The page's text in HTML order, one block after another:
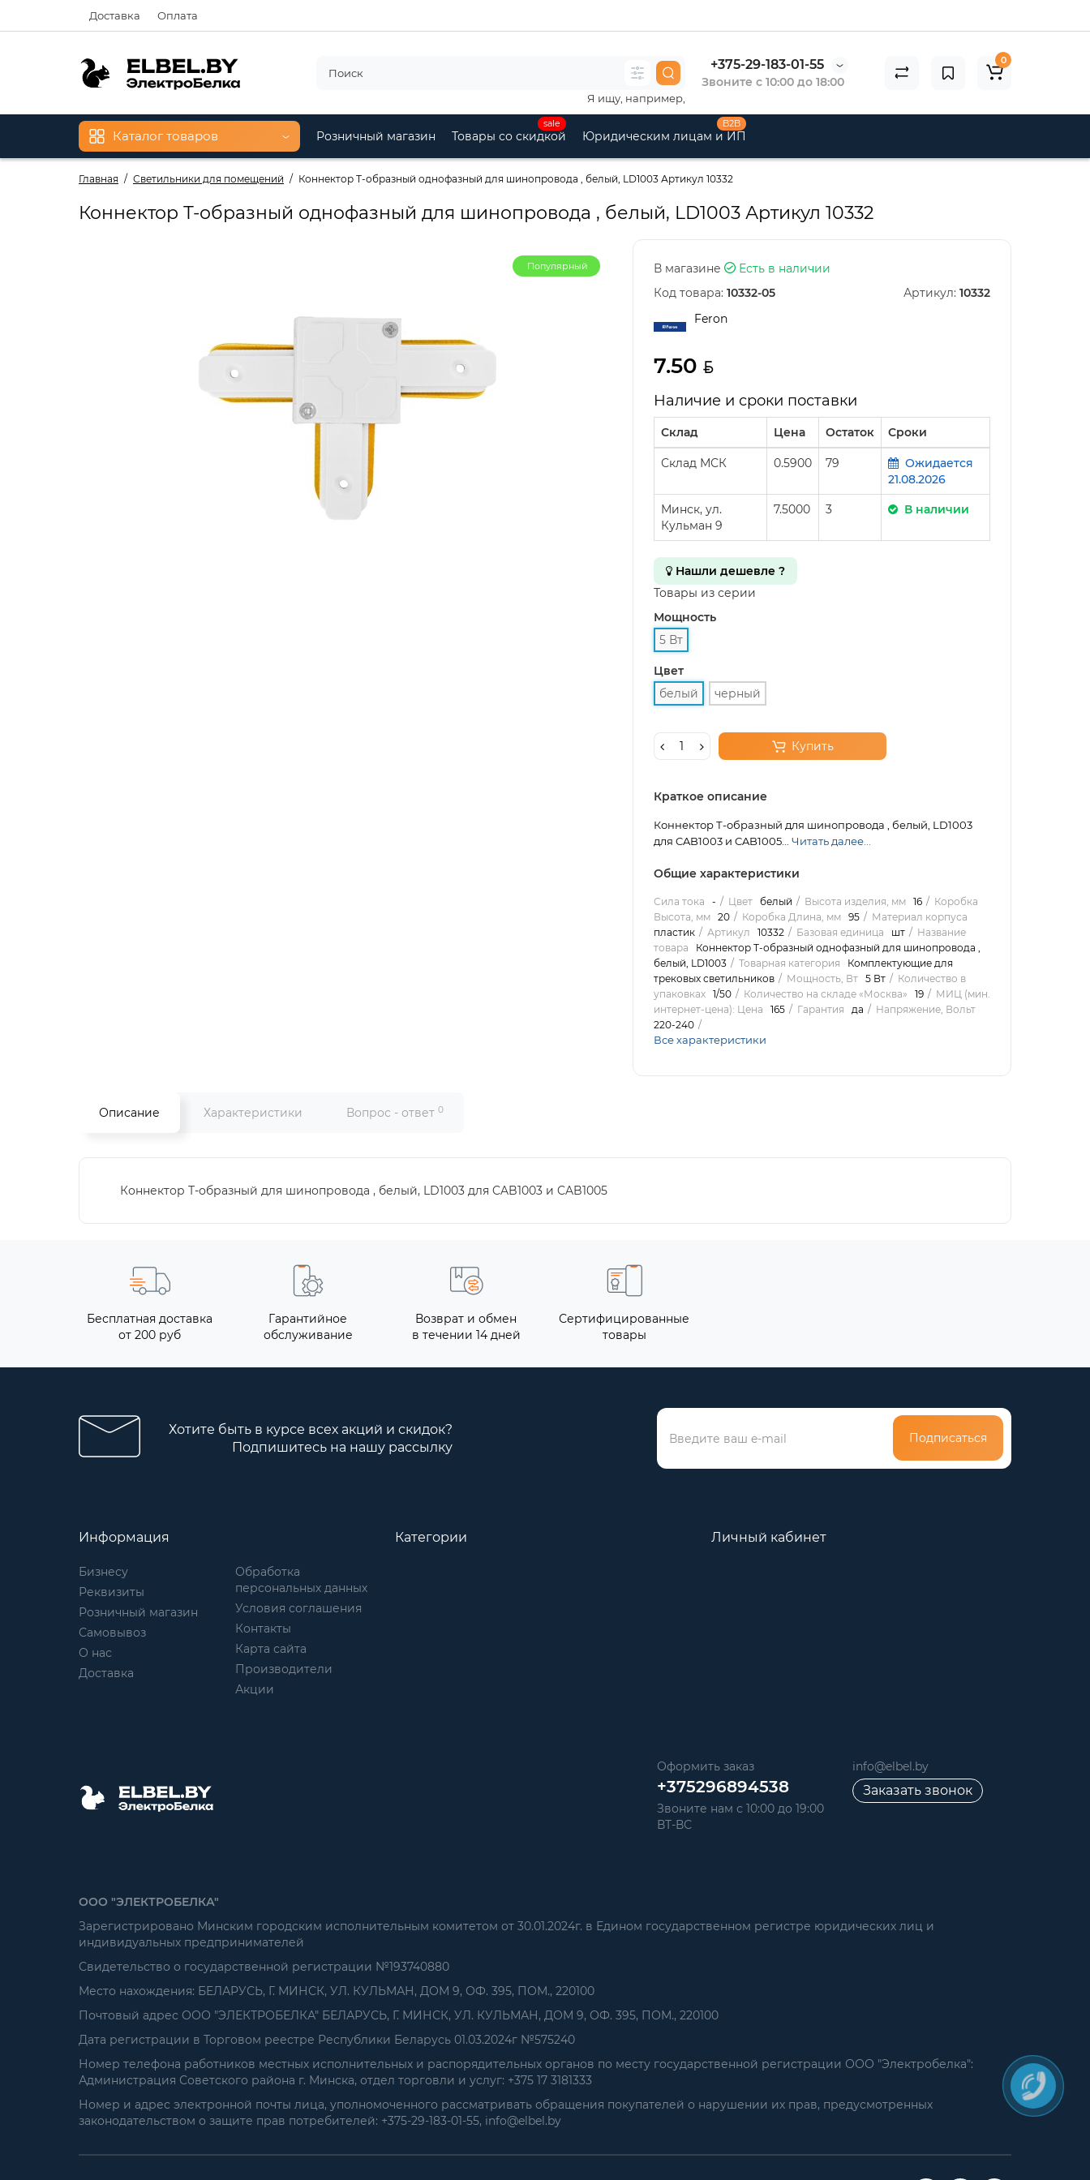
Доставка Оплата
+375-29-183-01-55
Звоните с 10:00 до 18:00
Я ищу, например,
0
Каталог товаров Розничный магазин
sale
Товары со скидкой
B2B
Юридическим лицам и ИП
Главная Светильники для помещений Коннектор Т-образный однофазный для шинопровода , белый, LD1003 Артикул 10332
Коннектор Т-образный однофазный для шинопровода , белый, LD1003 Артикул 10332
Популярный В магазине
Есть в наличии
Код товара: 10332-05 Артикул: 10332
Feron
7.50
Наличие и сроки поставки
Склад Цена Остаток Сроки
Склад МСК 0.5900 79
Ожидается
21.08.2026
Минск, ул.
Кульман 9
7.5000 3 В наличии
Нашли дешевле ?
Товары из серии
Мощность
5 Вт
Цвет
белый
черный
Купить
Краткое описание
Коннектор Т-образный для шинопровода , белый, LD1003
для CAB1003 и CAB1005... Читать далее...
Общие характеристики
Сила тока - Цвет белый Высота изделия, мм 16
Коробка
Высота, мм
20 Коробка Длина, мм 95
Материал корпуса
пластик
Артикул 10332 Базовая единица шт
Название
товара
Коннектор Т-образный однофазный для шинопровода ,
белый, LD1003
Товарная категория
Комплектующие для
трековых светильников
Мощность, Вт 5 Вт
Количество в
упаковках
1/50 Количество на складе «Москва» 19
МИЦ (мин.
интернет-цена): Цена
165 Гарантия да
Напряжение, Вольт
220-240
Все характеристики
Описание Характеристики Вопрос - ответ 0
Коннектор Т-образный для шинопровода , белый, LD1003 для CAB1003 и CAB1005
Бесплатная доставка
от 200 руб
Гарантийное
обслуживание
Возврат и обмен
в течении 14 дней
Сертифицированные
товары
Хотите быть в курсе всех акций и скидок?
Подпишитесь на нашу рассылку
Подписаться
Информация
Бизнесу
Реквизиты
Розничный магазин
Самовывоз
О нас
Доставка
Обработка
персональных данных
Условия соглашения
Контакты
Карта сайта
Производители
Акции
Категории Личный кабинет
Оформить заказ
+375296894538
Звоните нам с 10:00 до 19:00
ВТ-ВС
info@elbel.by
Заказать звонок
ООО "ЭЛЕКТРОБЕЛКА"
Зарегистрировано Минским городским исполнительным комитетом от 30.01.2024г. в Едином государственном регистре юридических лиц и
индивидуальных предпринимателей
Свидетельство о государственной регистрации №193740880
Место нахождения: БЕЛАРУСЬ, Г. МИНСК, УЛ. КУЛЬМАН, ДОМ 9, ОФ. 395, ПОМ., 220100
Почтовый адрес ООО "ЭЛЕКТРОБЕЛКА" БЕЛАРУСЬ, Г. МИНСК, УЛ. КУЛЬМАН, ДОМ 9, ОФ. 395, ПОМ., 220100
Дата регистрации в Торговом реестре Республики Беларусь 01.03.2024г №575240
Номер телефона работников местных исполнительных и распорядительных органов по месту государственной регистрации ООО "Электробелка":
Администрация Советского района г. Минска, отдел торговли и услуг: +375 17 3181333
Номер и адрес электронной почты лица, уполномоченного рассматривать обращения покупателей о нарушении их прав, предусмотренных
законодательством о защите прав потребителей: +375-29-183-01-55, info@elbel.by